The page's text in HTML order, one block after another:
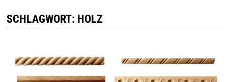
SCHLAGWORT: HOLZ